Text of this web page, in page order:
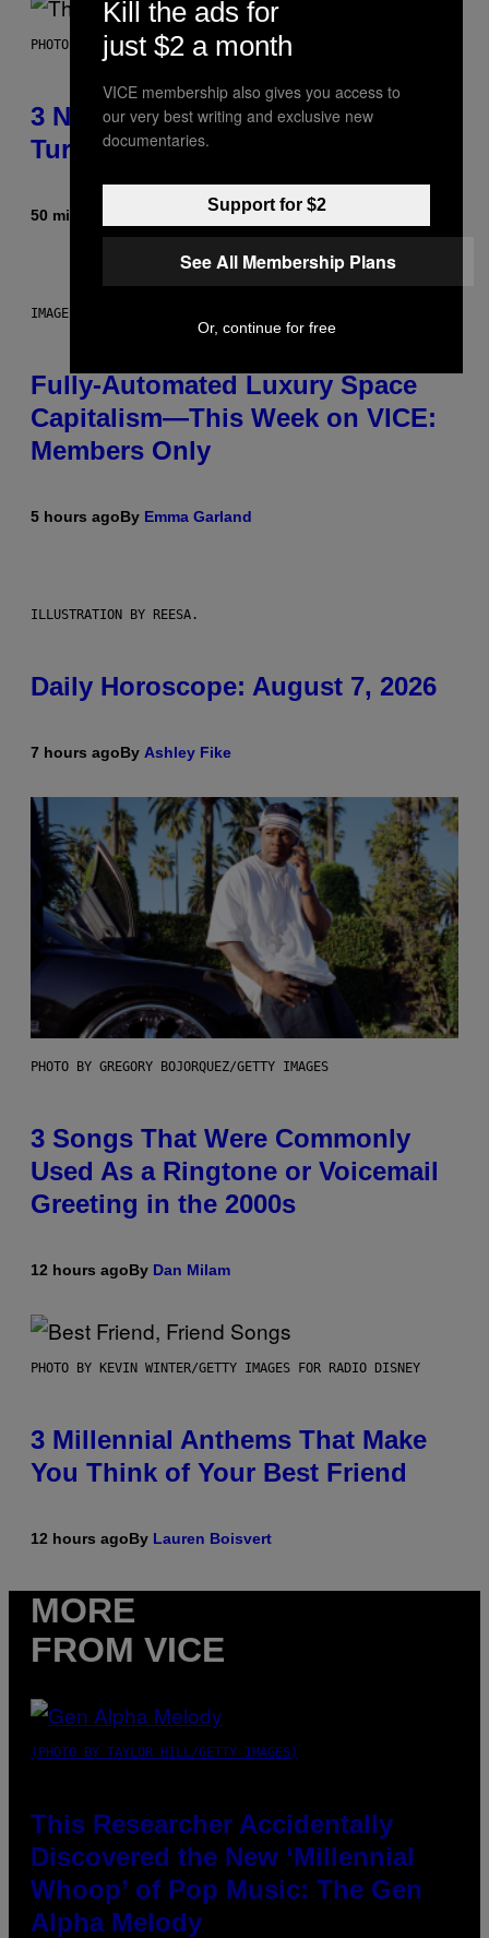
PHOTO BY BOB BERG/GETTY IMAGES
3 No-Skip Geek Rock Albums
Turning 30 This Year
50 minutes ago Dan Milam
IMAGE: NICK DOVE
Fully-Automated Luxury Space
Capitalism—This Week on VICE:
Members Only
5 hours agoBy Emma Garland
ILLUSTRATION BY REESA.
Daily Horoscope: August 7, 2026
7 hours agoBy Ashley Fike
PHOTO BY GREGORY BOJORQUEZ/GETTY IMAGES
3 Songs That Were Commonly
Used As a Ringtone or Voicemail
Greeting in the 2000s
12 hours agoBy Dan Milam
PHOTO BY KEVIN WINTER/GETTY IMAGES FOR RADIO DISNEY
3 Millennial Anthems That Make
You Think of Your Best Friend
12 hours agoBy Lauren Boisvert
MORE
FROM VICE
(PHOTO BY TAYLOR HILL/GETTY IMAGES)
This Researcher Accidentally
Discovered the New ‘Millennial
Whoop’ of Pop Music: The Gen
Alpha Melody
Kill the ads for
just $2 a month
VICE membership also gives you access to
our very best writing and exclusive new
documentaries.
Support for $2
See All Membership Plans
Or, continue for free